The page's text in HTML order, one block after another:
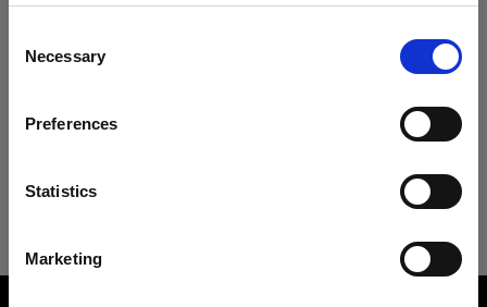
Selection
Necessary
Preferences
Statistics
Marketing
地域を変更しますか？
Austria
• 標準保証が1年間延長
• 延長保証（1～3年）を購入可能（最大5年まで）
• USBケーブルによるファームウェアアップデート